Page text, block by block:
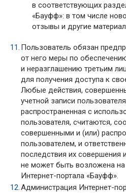
в соответствующих
«Бауфф»: в том числе
отзывы и другие
Пользователь обязан
от него меры по
и неразглашению третьим
для получения доступа к
Любые действия,
учетной записи
распространенная с
пользователя, считаются,
совершенными и (или)
пользователем, и
последствия их совершения
не может быть возложена
Интернет-портала «Бауфф».
Администрация Интернет-